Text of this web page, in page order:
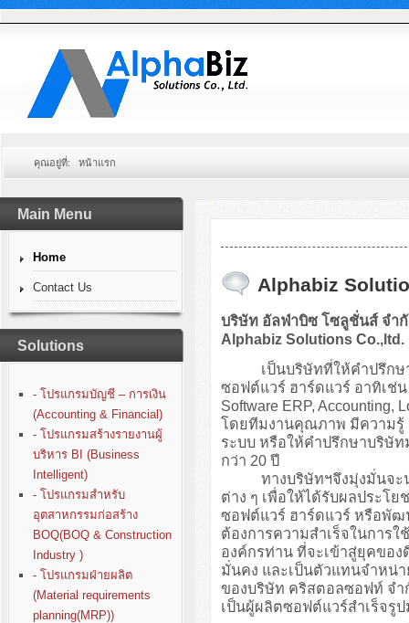
คุณอยู่ที่: หน้าแรก
Main Menu
Home
Contact Us
Solutions
- โปรแกรมบัญชี – การเงิน
(Accounting & Financial)
- โปรแกรมสร้างรายงานผู้
บริหาร BI (Business
Intelligent)
- โปรแกรมสำหรับ
อุตสาหกรรมก่อสร้าง
BOQ(BOQ & Construction
Industry )
- โปรแกรมฝ่ายผลิต
(Material requirements
planning(MRP))
Alphabiz
บริษัท อัลฟ่าบิซ โซลูชั่นส์ จำ
Alphabiz Solutions Co.,ltd.
เป็นบริษัทที่ให้คำปรึกษา
ซอฟต์แวร์ ฮาร์ดแวร์ อาทิเช่
Software ERP,
โดยทีมงานคุณภาพ มีความรู้
ระบบ หรือให้คำปรึกษาบริษั
กว่า 20 ปี
ทางบริษัทฯจึงมุ่งมั่นจะน
ต่าง ๆ เพื่อให้ได้รับผลประโย
ซอฟต์แวร์ ฮาร์ดแวร์ หรือพัฒ
ต้องการความสำเร็จในการ
องค์กรท่าน ที่จะเข้าสู่ยุคขอ
มั่นคง และเป็นตัวแทนจำหน่
ของบริษัท คริสตอลซอฟท์ จำ
เป็นผู้ผลิตซอฟต์แวร์สำเร็จรู